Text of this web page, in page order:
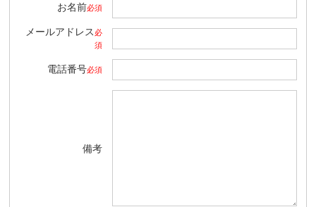
お名前必須
メールアドレス 必
須
電話番号必須
備考